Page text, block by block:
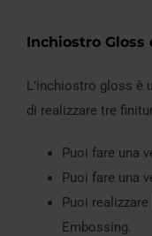
Inchiostro
L’inchiostro gloss è
di realizzare tre
Puoi fare una
Puoi fare una
Puoi
Embossing.